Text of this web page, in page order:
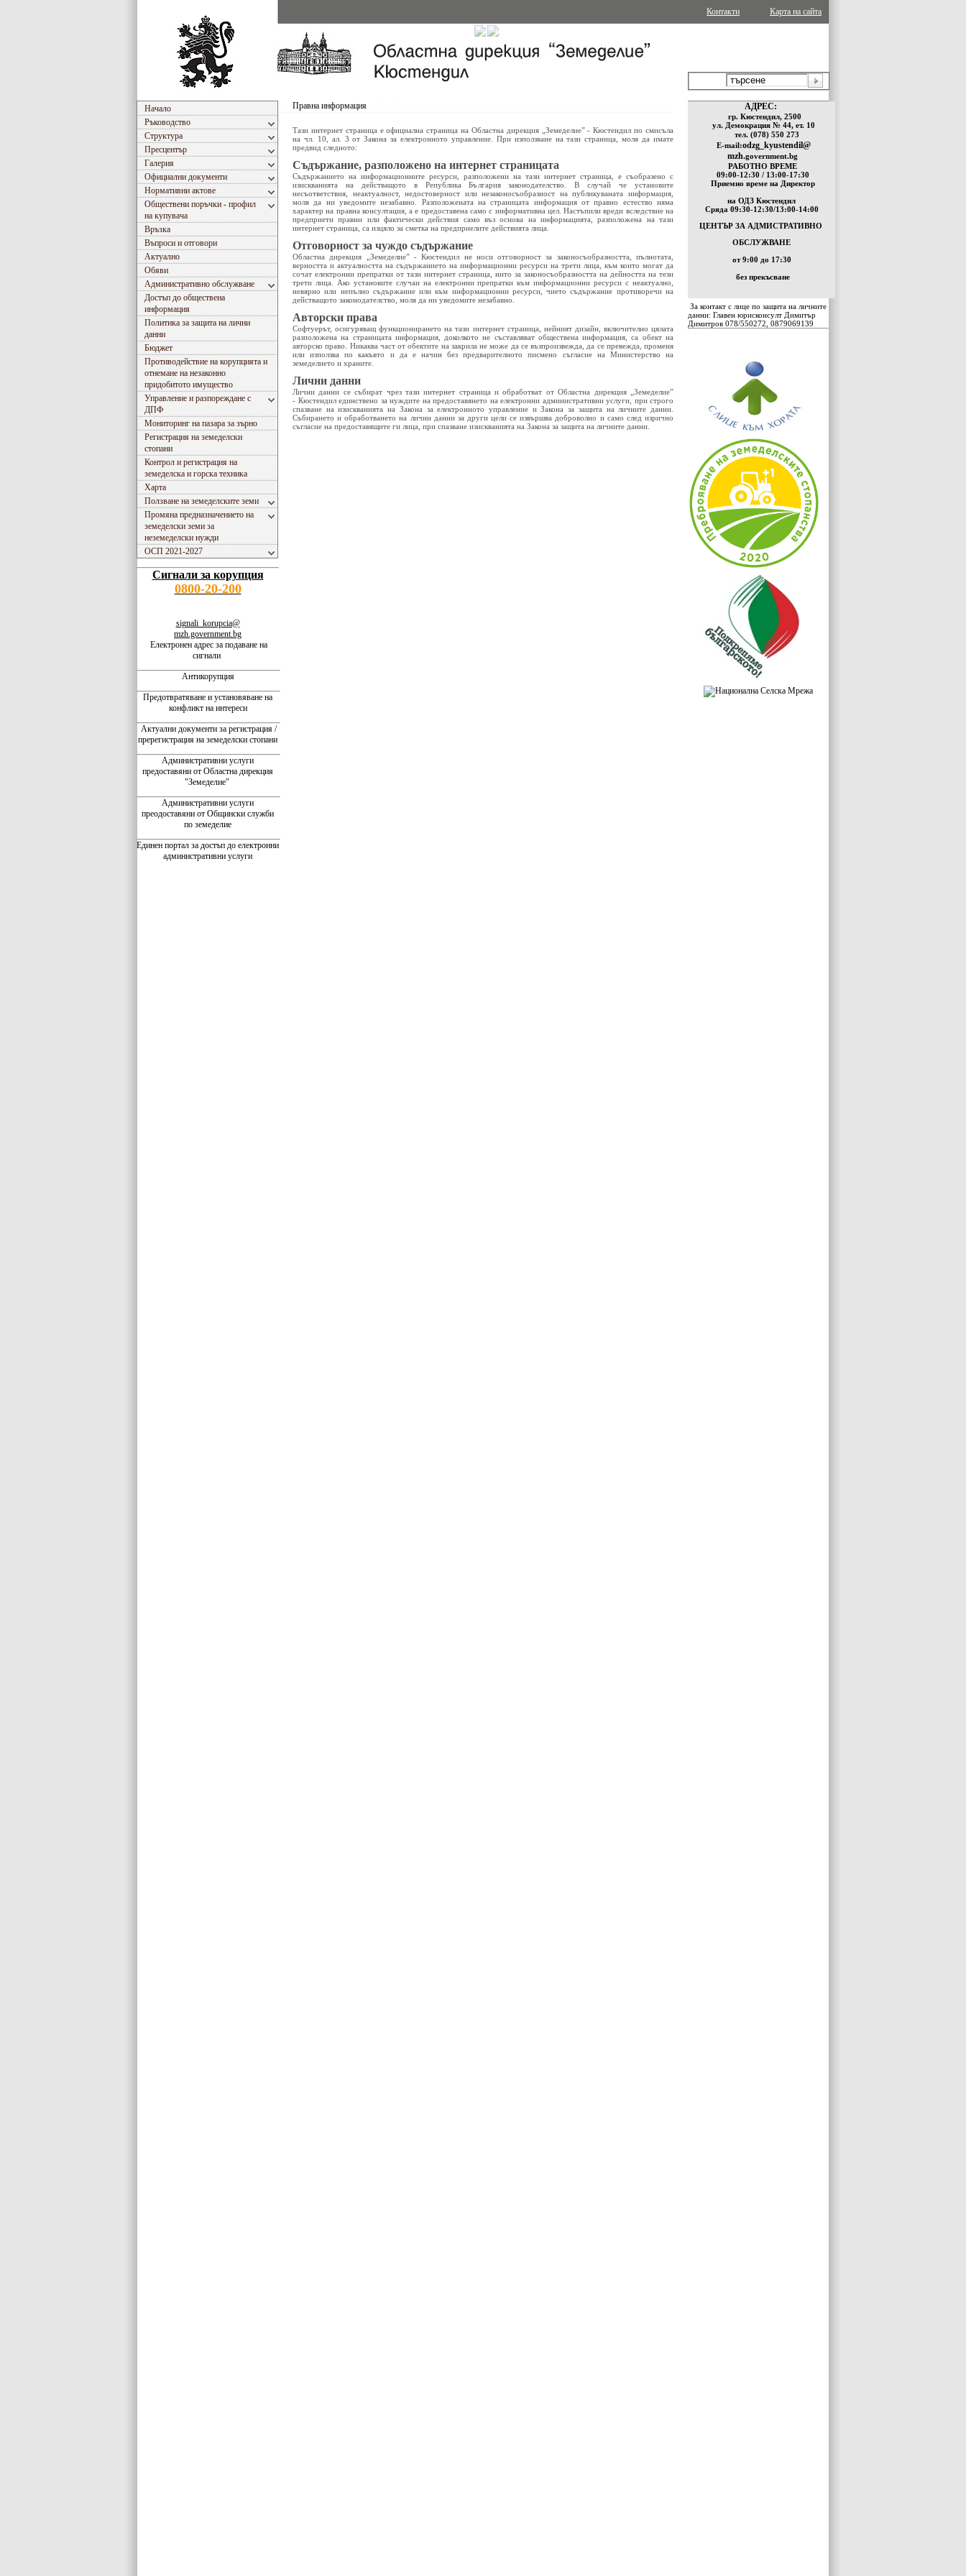
Карта на сайта
Контакти
Начало
Ръководство
Структура
Пресцентър
Галерия
Официални документи
Нормативни актове
Обществени поръчки - профил
на купувача
Връзка
Въпроси и отговори
Актуално
Обяви
Административно обслужване
Достъп до обществена
информация
Политика за защита на лични
данни
Бюджет
Противодействие на корупцията и
отнемане на незаконно
придобитото имущество
Управление и разпореждане с
ДПФ
Мониторинг на пазара за зърно
Регистрация на земеделски
стопани
Контрол и регистрация на
земеделска и горска техника
Харта
Ползване на земеделските земи
Промяна предназначението на
земеделски земи за
неземеделски нужди
ОСП 2021-2027
Сигнали за корупция
0800-20-200
signali_korupcia@
mzh.government.bg
Електронен адрес за подаване на
сигнали
Антикорупция
Предотвратяване и установяване на
конфликт на интереси
Актуални документи за регистрация /
пререгистрация на земеделски стопани
Административни услуги
предоставяни от Областна дирекция
"Земеделие"
Административни услуги
преодоставяни от Общински служби
по земеделие
Единен портал за достъп до електронни
административни услуги
Правна информация
Тази интернет страница е официална страница на Областна дирекция „Земеделие” - Кюстендил по смисъла
на чл. 10, ал. 3 от Закона за електронното управление. При използване на тази страница, моля да имате
предвид следното:
Съдържание, разположено на интернет страницата
Съдържанието на информационните ресурси, разположени на тази интернет страница, е съобразено с
изискванията на действащото в Република България законодателство. В случай че установите
несъответствия, неактуалност, недостоверност или незаконосъобразност на публикуваната информация,
моля да ни уведомите незабавно. Разположената на страницата информация от правно естество няма
характер на правна консултация, а е предоставена само с информативна цел. Настъпили вреди вследствие на
предприети правни или фактически действия само въз основа на информацията, разположена на тази
интернет страница, са изцяло за сметка на предприелите действията лица.
Отговорност за чуждо съдържание
Областна дирекция „Земеделие” - Кюстендил не носи отговорност за законосъобразността, пълнотата,
верността и актуалността на съдържанието на информационни ресурси на трети лица, към които могат да
сочат електронни препратки от тази интернет страница, нито за законосъобразността на дейността на тези
трети лица. Ако установите случаи на електронни препратки към информационни ресурси с неактуално,
невярно или непълно съдържание или към информационни ресурси, чието съдържание противоречи на
действащото законодателство, моля да ни уведомите незабавно.
Авторски права
Софтуерът, осигуряващ функционирането на тази интернет страница, нейният дизайн, включително цялата
разположена на страницата информация, доколкото не съставляват обществена информация, са обект на
авторско право. Никаква част от обектите на закрила не може да се възпроизвежда, да се превежда, променя
или използва по какъвто и да е начин без предварителното писмено съгласие на Министерство на
земеделието и храните.
Лични данни
Лични данни се събират чрез тази интернет страница и обработват от Областна дирекция „Земеделие”
- Кюстендил единствено за нуждите на предоставянето на електронни административни услуги, при строго
спазване на изискванията на Закона за електронното управление и Закона за защита на личните данни.
Събирането и обработването на лични данни за други цели се извършва доброволно и само след изрично
съгласие на предоставящите ги лица, при спазване изискванията на Закона за защита на личните данни.
АДРЕС:
гр. Кюстендил, 2500
ул. Демокрация № 44, ет. 10
тел. (078) 550 273
E-mail:odzg_kyustendil@
mzh.gоvernment.bg
РАБОТНО ВРЕМЕ
09:00-12:30 / 13:00-17:30
Приемно време на Директор
на ОДЗ Кюстендил
Сряда 09:30-12:30/13:00-14:00
ЦЕНТЪР ЗА АДМИСТРАТИВНО
ОБСЛУЖВАНЕ
от 9:00 до 17:30
без прекъсване
За контакт с лице по защита на личните
данни: Главен юрисконсулт Димитър
Димитров 078/550272, 0879069139